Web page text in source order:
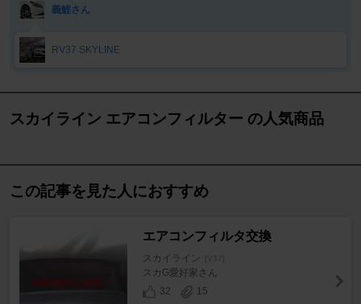
義鯉さん
RV37 SKYLINE
スカイライン エアコンフィルター の人気商品
この記事を見た人におすすめ
エアコンフィルタ交換
スカイライン [V37]
スカG愛好家さん
32
15